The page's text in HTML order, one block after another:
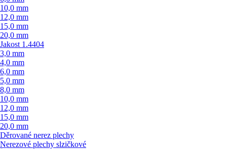
10,0 mm
12,0 mm
15,0 mm
20,0 mm
Jakost 1.4404
3,0 mm
4,0 mm
6,0 mm
5,0 mm
8,0 mm
10,0 mm
12,0 mm
15,0 mm
20,0 mm
Děrované nerez plechy
Nerezové plechy slzičkové